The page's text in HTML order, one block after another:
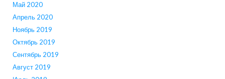
Май 2020
Апрель 2020
Ноябрь 2019
Октябрь 2019
Сентябрь 2019
Август 2019